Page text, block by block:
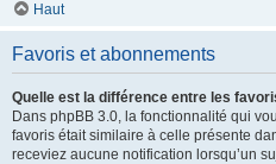
Haut
Favoris et abonnements
Quelle est la différence entre les
Dans phpBB 3.0, la fonctionnalité qui
favoris était similaire à celle présente
receviez aucune notification lorsqu’un